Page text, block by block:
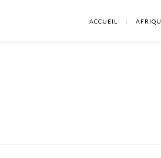
ACCUEIL